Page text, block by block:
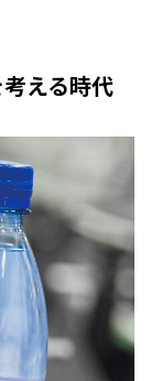
える時代